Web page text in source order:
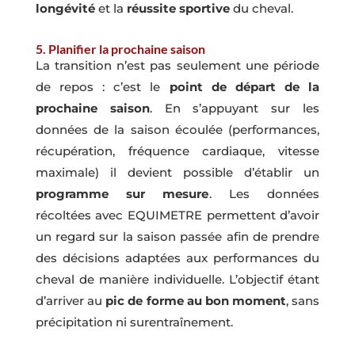
longévitéet la réussite sportivedu cheval.
5. Planifier la prochaine saison
La transition n’est pas seulement une période
de repos : c’est le point de départ de la
prochaine saison. En s’appuyant sur les
données de la saison écoulée (performances,
récupération, fréquence cardiaque, vitesse
maximale) il devient possible d’établir un
programme sur mesure. Les données
récoltées avec EQUIMETRE permettent d’avoir
un regard sur la saison passée afin de prendre
des décisions adaptées aux performances du
cheval de manière individuelle. L’objectif étant
d’arriver au pic de forme au bon moment, sans
précipitation ni surentraînement.